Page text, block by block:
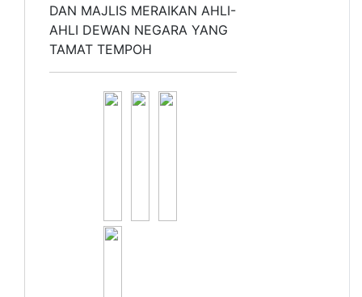
DAN MAJLIS MERAIKAN AHLI-
AHLI DEWAN NEGARA YANG
TAMAT TEMPOH